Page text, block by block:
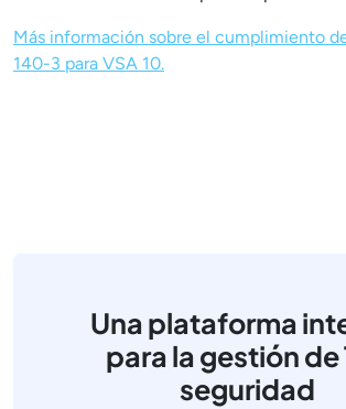
Más información sobre el cumplimiento
140-3 para VSA 10.
Una plataforma
para la gestión de
seguridad